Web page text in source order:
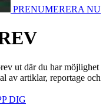
PRENUMERERA NU
ut där du har möjlighet
av artiklar, reportage och
DIG